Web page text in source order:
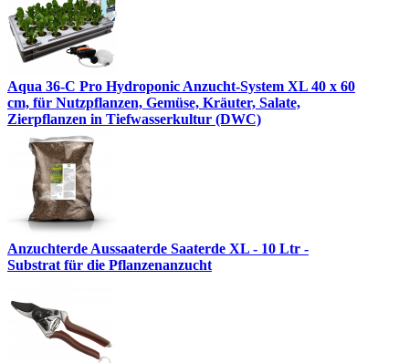
Aqua 36-C Pro Hydroponic Anzucht-System XL 40 x 60
cm, für Nutzpflanzen, Gemüse, Kräuter, Salate,
Zierpflanzen in Tiefwasserkultur (DWC)
Anzuchterde Aussaaterde Saaterde XL - 10 Ltr -
Substrat für die Pflanzenanzucht